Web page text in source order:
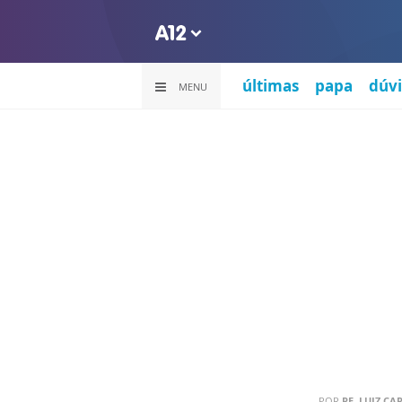
MENU últimas papa